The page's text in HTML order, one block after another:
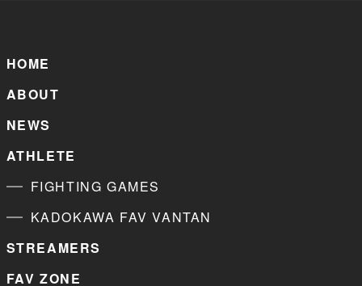
HOME
ABOUT
NEWS
ATHLETE
FIGHTING GAMES
KADOKAWA FAV VANTAN
STREAMERS
FAV ZONE